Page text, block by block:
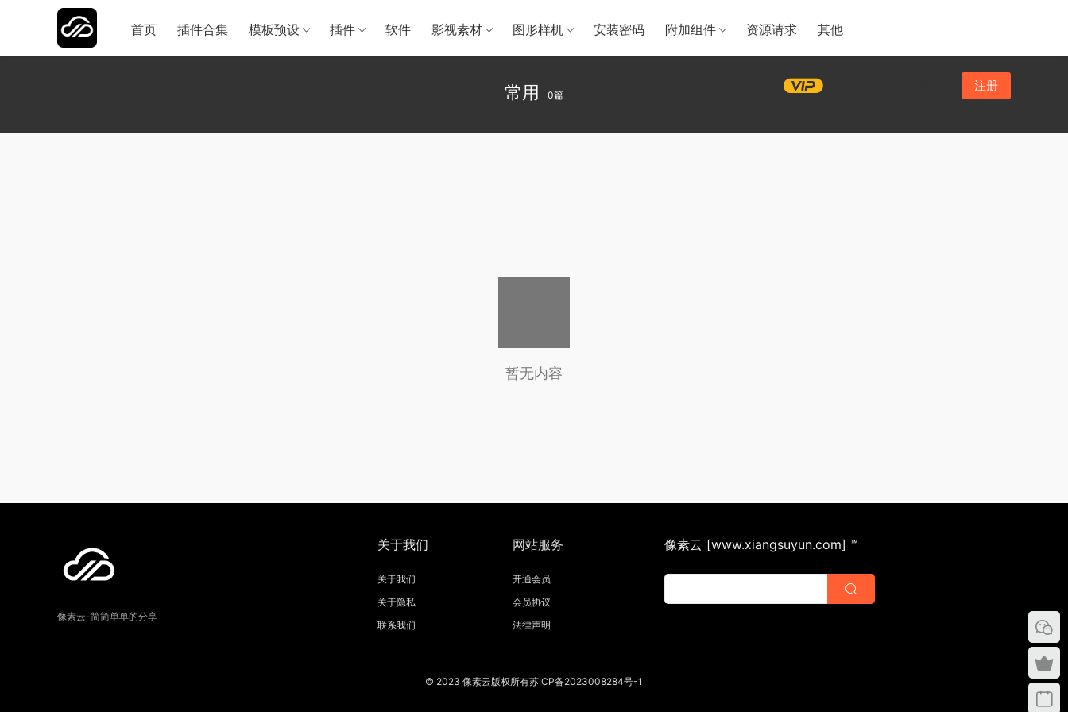
首页 插件合集 模板预设 插件 软件 影视素材 图形样机 安装密码 附加组件 资源请求 其他
注册
常用 0篇
暂无内容
像素云-简简单单的分享
关于我们
关于我们
关于隐私
联系我们
网站服务
开通会员
会员协议
法律声明
像素云 [www.xiangsuyun.com] ™
© 2023 像素云版权所有苏ICP备2023008284号-1